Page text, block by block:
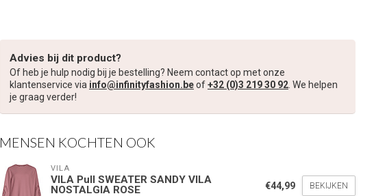
Advies bij dit product?
Of heb je hulp nodig bij je bestelling? Neem contact op met onze
klantenservice via info@infinityfashion.beof+32 (0)3 219 30 92 . We helpen
je graag verder!
MENSEN KOCHTEN OOK
VILA
VILA Pull SWEATER SANDY VILA
NOSTALGIA ROSE
€44,99 BEKIJKEN